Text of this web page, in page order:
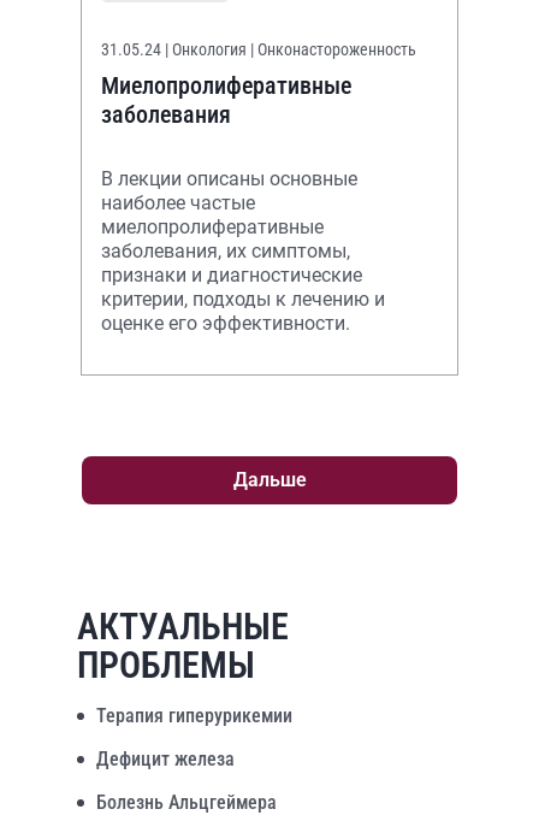
31.05.24 | Онкология | Онконастороженность
Миелопролиферативные
заболевания
В лекции описаны основные
наиболее частые
миелопролиферативные
заболевания, их симптомы,
признаки и диагностические
критерии, подходы к лечению и
оценке его эффективности.
Дальше
АКТУАЛЬНЫЕ
ПРОБЛЕМЫ
Терапия гиперурикемии
Дефицит железа
Болезнь Альцгеймера